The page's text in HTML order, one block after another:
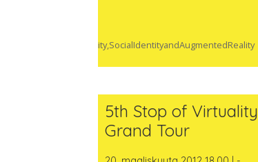
#Virtuality,SocialIdentityandAugmentedReality
5th Stop of Virtuality
Grand Tour